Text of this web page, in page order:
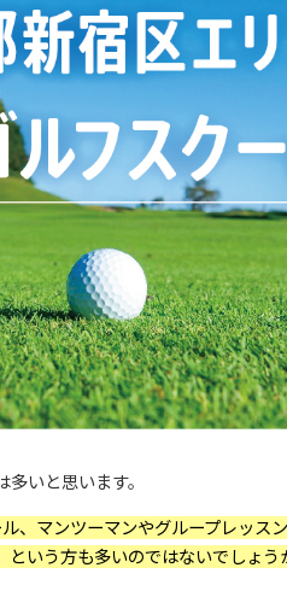
いと思います。
、マンツーマンやグループレッス
いう方も多いのではないでしょう